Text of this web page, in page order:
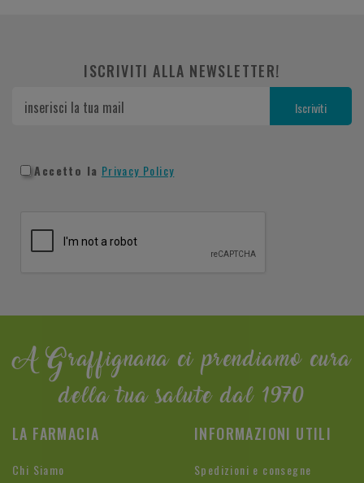
ISCRIVITI ALLA NEWSLETTER!
Accetto la Privacy Policy
A Graffignana ci prendiamo cura
della tua salute dal 1970
LA FARMACIA
Chi Siamo
INFORMAZIONI UTILI
Spedizioni e consegne